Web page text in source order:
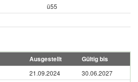
ü55
Ausgestellt Gültig bis
21.09.2024
30.06.2027